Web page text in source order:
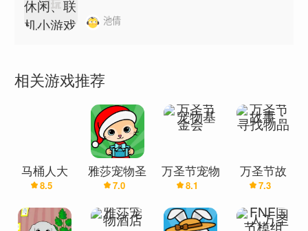
池倩
相关游戏推荐
马桶人大
战:开放世
界万圣节版
(辅助菜单)
8.5
雅莎宠物圣
诞节
7.0
万圣节宠物
基金会
8.1
万圣节故
事：寻找物
品
7.3